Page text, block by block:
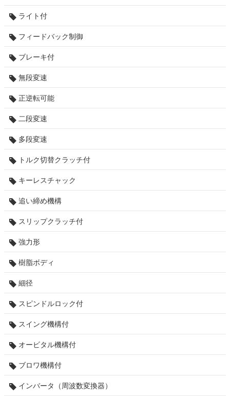
ライト付
フィードバック制御
ブレーキ付
無段変速
正逆転可能
二段変速
多段変速
トルク切替クラッチ付
キーレスチャック
追い締め機構
スリップクラッチ付
強力形
樹脂ボディ
細径
スピンドルロック付
スイング機構付
オービタル機構付
ブロワ機構付
インバータ（周波数変換器）